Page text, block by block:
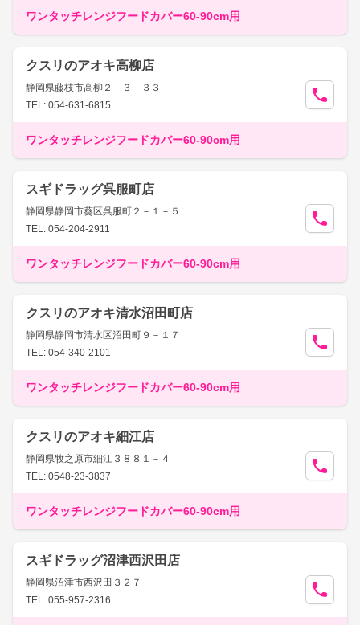
ワンタッチレンジフードカバー60-90cm用
クスリのアオキ高柳店
静岡県藤枝市高柳２－３－３３
TEL: 054-631-6815
ワンタッチレンジフードカバー60-90cm用
スギドラッグ呉服町店
静岡県静岡市葵区呉服町２－１－５
TEL: 054-204-2911
ワンタッチレンジフードカバー60-90cm用
クスリのアオキ清水沼田町店
静岡県静岡市清水区沼田町９－１７
TEL: 054-340-2101
ワンタッチレンジフードカバー60-90cm用
クスリのアオキ細江店
静岡県牧之原市細江３８８１－４
TEL: 0548-23-3837
ワンタッチレンジフードカバー60-90cm用
スギドラッグ沼津西沢田店
静岡県沼津市西沢田３２７
TEL: 055-957-2316